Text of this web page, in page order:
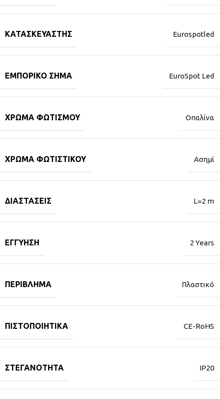
ΚΑΤΑΣΚΕΥΑΣΤΉΣ Eurospotled
ΕΜΠΟΡΙΚΌ ΣΉΜΑ EuroSpot Led
ΧΡΏΜΑ ΦΩΤΙΣΜΟΎ Οπαλίνα
ΧΡΏΜΑ ΦΩΤΙΣΤΙΚΟΎ Ασημί
ΔΙΑΣΤΆΣΕΙΣ L=2 m
ΕΓΓΎΗΣΗ 2 Years
ΠΕΡΊΒΛΗΜΑ Πλαστικό
ΠΙΣΤΟΠΟΙΗΤΙΚΆ CE-RoHS
ΣΤΕΓΑΝΌΤΗΤΑ IP20